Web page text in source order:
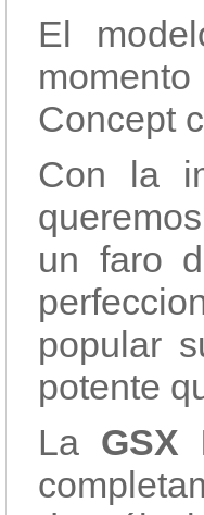
El
Concept
Con la
un faro
popular
potente
La GSX